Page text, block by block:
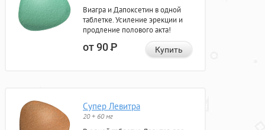
Виагра и Дапоксетин в одной
таблетке. Усиление эрекции и
продление полового акта!
от 90Р Купить
Супер Левитра
20 + 60 мг